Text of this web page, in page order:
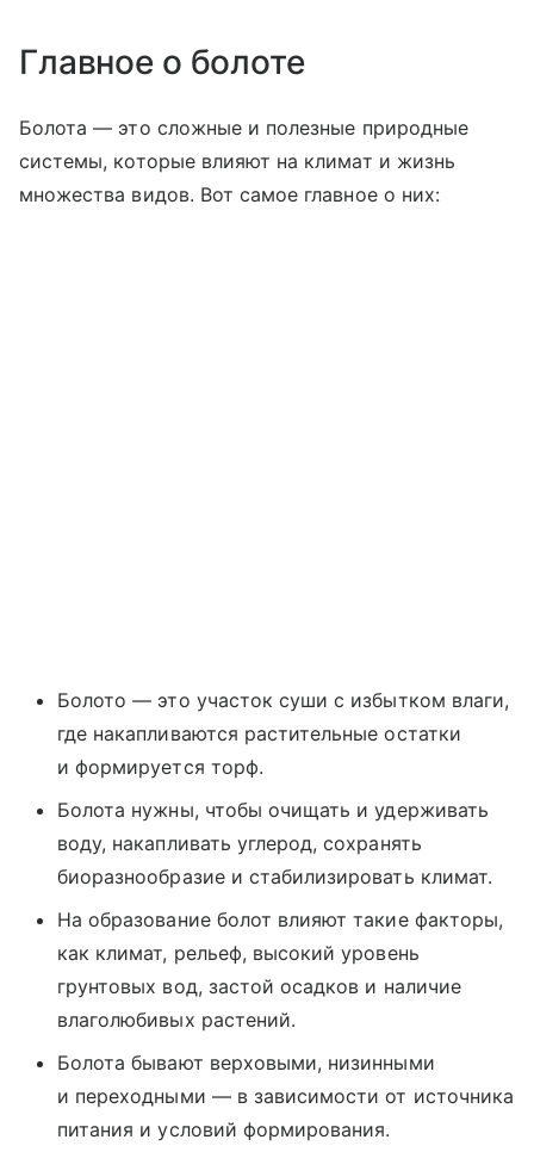
Главное о болоте
Болота — это сложные и полезные природные
системы, которые влияют на климат и жизнь
множества видов. Вот самое главное о них:
Болото — это участок суши с избытком влаги,
где накапливаются растительные остатки
и формируется торф.
Болота нужны, чтобы очищать и удерживать
воду, накапливать углерод, сохранять
биоразнообразие и стабилизировать климат.
На образование болот влияют такие факторы,
как климат, рельеф, высокий уровень
грунтовых вод, застой осадков и наличие
влаголюбивых растений.
Болота бывают верховыми, низинными
и переходными — в зависимости от источника
питания и условий формирования.